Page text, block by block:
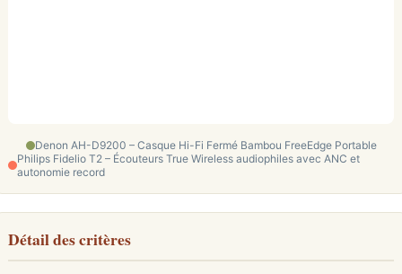
Denon AH-D9200 – Casque Hi-Fi Fermé Bambou FreeEdge Portable
Philips Fidelio T2 – Écouteurs True Wireless audiophiles avec ANC et
autonomie record
Détail des critères